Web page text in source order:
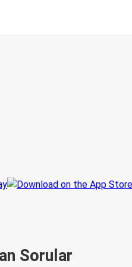
Sorular